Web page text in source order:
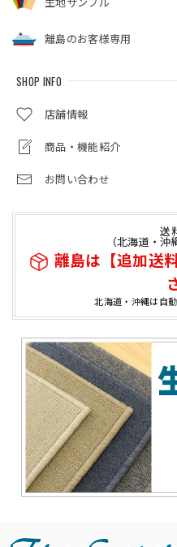
生地サンプル
離島のお客様専用
SHOP INFO
店舗情報
商品・機能紹介
お問い合わせ
送
（北海道・沖
離島は【追加送
北海道・沖縄は自